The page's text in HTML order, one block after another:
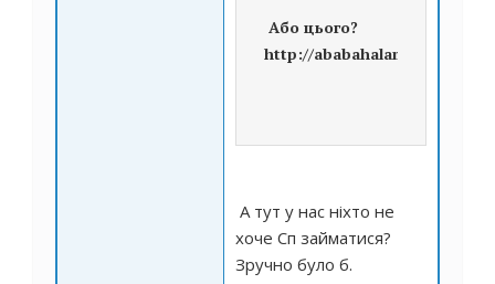
Або цього?
http://
А тут у нас ніхто не
хоче Сп займатися?
Зручно було б.